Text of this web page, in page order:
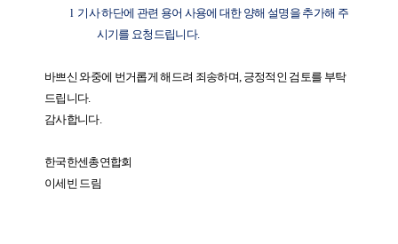
l 기사 하단에 관련 용어 사용에 대한 양해 설명을 추가해 주
시기를 요청드립니다.
바쁘신 와중에 번거롭게 해드려 죄송하며, 긍정적인 검토를 부탁
드립니다.
감사합니다.
한국한센총연합회
이세빈 드림